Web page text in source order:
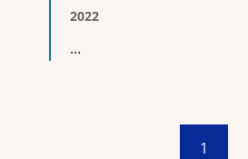
2022
...
1